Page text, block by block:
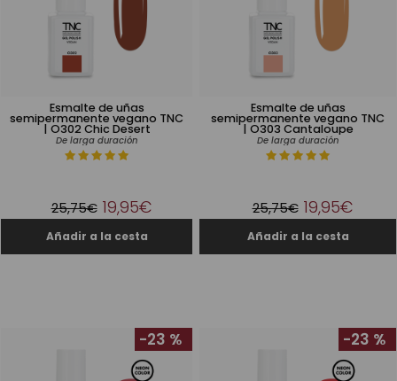
Esmalte de uñas
semipermanente vegano TNC
| O302 Chic Desert
De larga duración
25,75€ 19,95€
Esmalte de uñas
semipermanente vegano TNC
| O303 Cantaloupe
De larga duración
25,75€ 19,95€
-23 % -23 %